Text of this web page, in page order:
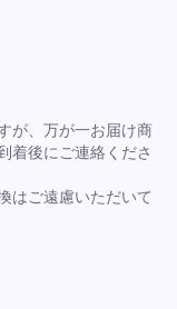
が、万が一お届け商
着後にご連絡くださ
はご遠慮いただいて